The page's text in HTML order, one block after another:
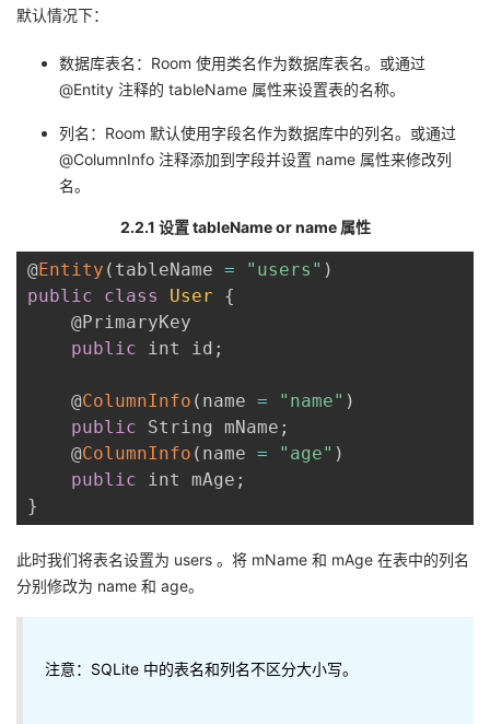
默认情况下：
数据库表名：Room 使用类名作为数据库表名。或通过
@Entity 注释的 tableName 属性来设置表的名称。
列名：Room 默认使用字段名作为数据库中的列名。或通过
@ColumnInfo 注释添加到字段并设置 name 属性来修改列
名。
2.2.1 设置 tableName or name 属性
@Entity ( tableName = "users" )
public
class User
{
    @PrimaryKey
public int id ;
    @
ColumnInfo ( name = "name" )
public String mName ;
    @
ColumnInfo ( name = "age" )
public int mAge ;
}
此时我们将表名设置为 users 。将 mName 和 mAge 在表中的列名
分别修改为 name 和 age。
注意：SQLite 中的表名和列名不区分大小写。